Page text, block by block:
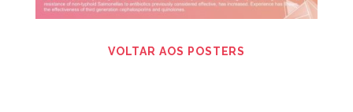
VOLTAR AOS POSTERS